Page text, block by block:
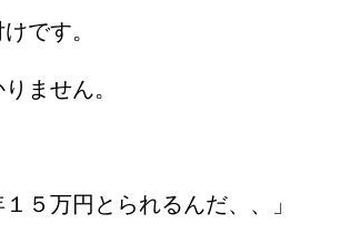
です。
ません。
５万円とられるんだ、、」